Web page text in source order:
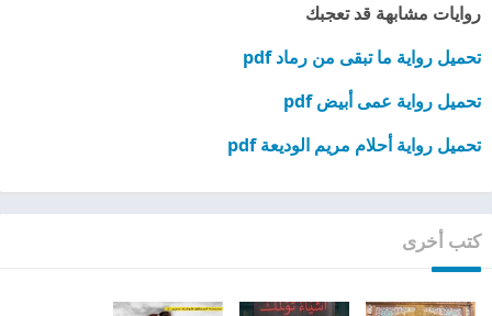
روايات مشابهة قد تعجبك
تحميل رواية ما تبقى من رماد pdf
تحميل رواية عمى أبيض pdf
تحميل رواية أحلام مريم الوديعة pdf
كتب أخرى